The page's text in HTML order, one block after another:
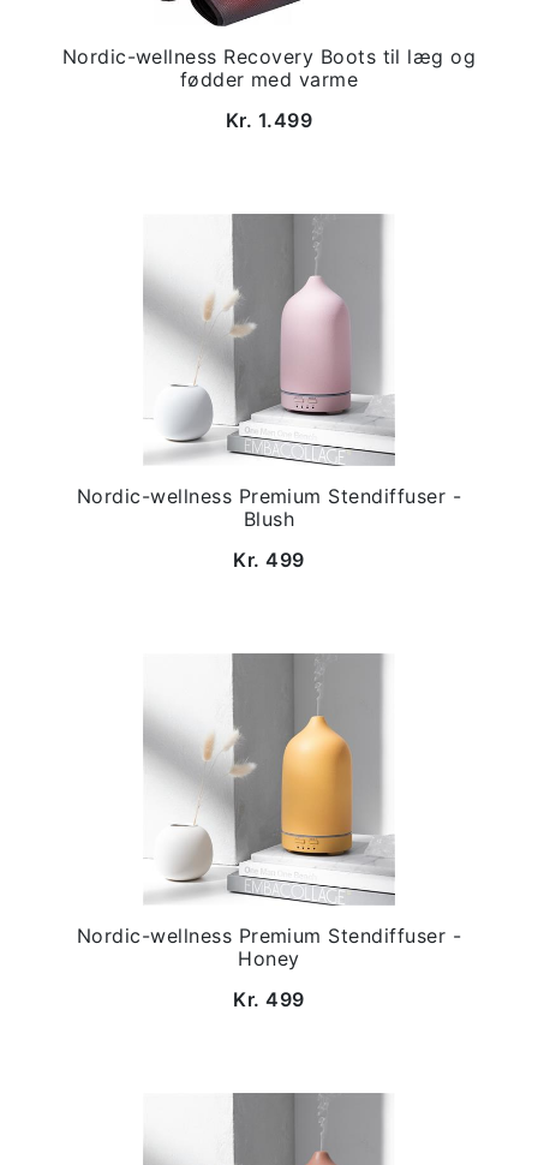
Nordic-wellness Recovery Boots til læg og
fødder med varme
Kr. 1.499
Nordic-wellness Premium Stendiffuser -
Blush
Kr. 499
Nordic-wellness Premium Stendiffuser -
Honey
Kr. 499